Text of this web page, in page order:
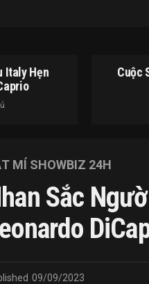
Italy Hẹn
Cuộc
MÍ SHOWBIZ 24H
Sắc
09/09/2023